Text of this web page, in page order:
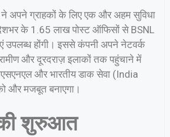
अपने ग्राहकों के लिए एक और अहम सुविधा
के 1.65 लाख पोस्ट ऑफिसों से BSNL
उपलब्ध होंगी। इससे कंपनी अपने नेटवर्क
और दूरदराज़ इलाकों तक पहुंचाने में
और भारतीय डाक सेवा (India
और मजबूत बनाएगा।
की शुरुआत